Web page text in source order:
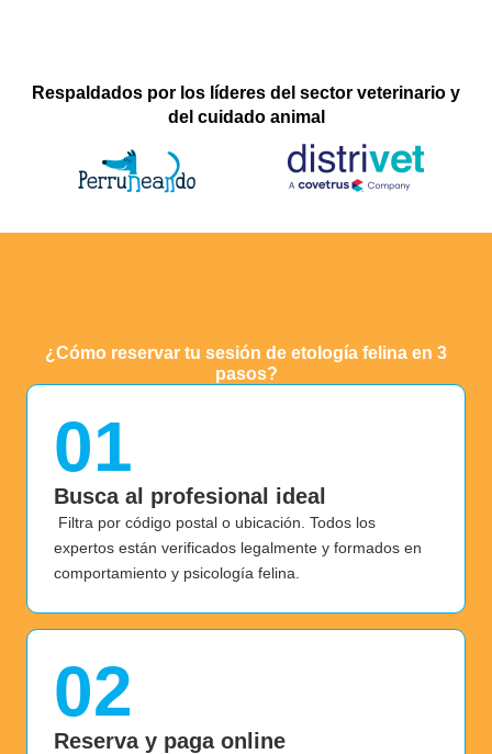
Respaldados por los líderes del sector veterinario y
del cuidado animal
¿Cómo reservar tu sesión de etología felina en 3
pasos?
01
Busca al profesional ideal
Filtra por código postal o ubicación. Todos los
expertos están verificados legalmente y formados en
comportamiento y psicología felina.
02
Reserva y paga online